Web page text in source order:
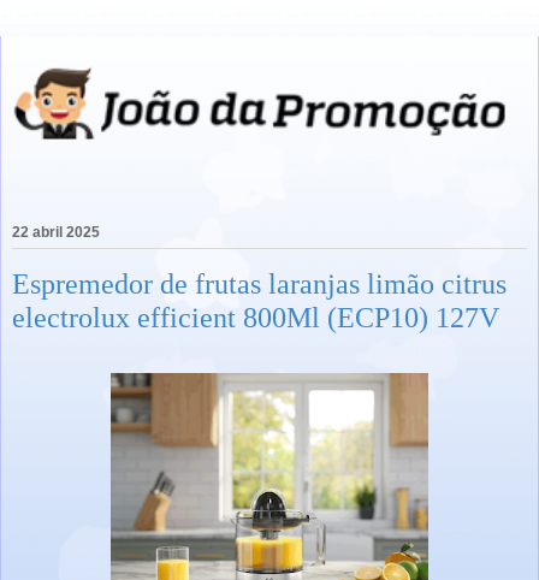
22 abril 2025
Espremedor de frutas laranjas limão citrus
electrolux efficient 800Ml (ECP10) 127V